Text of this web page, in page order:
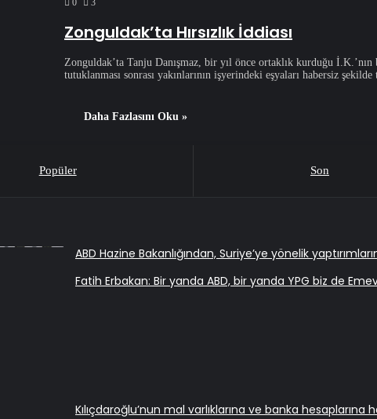
0
3
Zonguldak’ta Hırsızlık İddiası
Zonguldak’ta Tanju Danışmaz, bir yıl önce ortaklık kurduğu İ.K.’nın
tutuklanması sonrası yakınlarının işyerindeki eşyaları habersiz şekilde
Daha Fazlasını Oku »
Popüler Son
ABD Hazine Bakanlığından, Suriye’ye yönelik
Fatih Erbakan: Bir yanda ABD, bir yanda YPG biz de
Kılıçdaroğlu’nun mal varlıklarına ve banka hesaplarına